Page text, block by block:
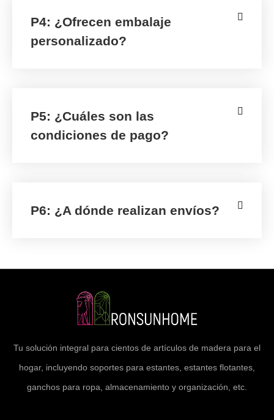
P4: ¿Ofrecen embalaje
personalizado?
P5: ¿Cuáles son las
condiciones de pago?
P6: ¿A dónde realizan envíos?
Tu solución integral para cientos de artículos de madera para el
hogar, incluyendo soportes para estantes, estantes flotantes,
ganchos para ropa, almacenamiento y organización, etc.